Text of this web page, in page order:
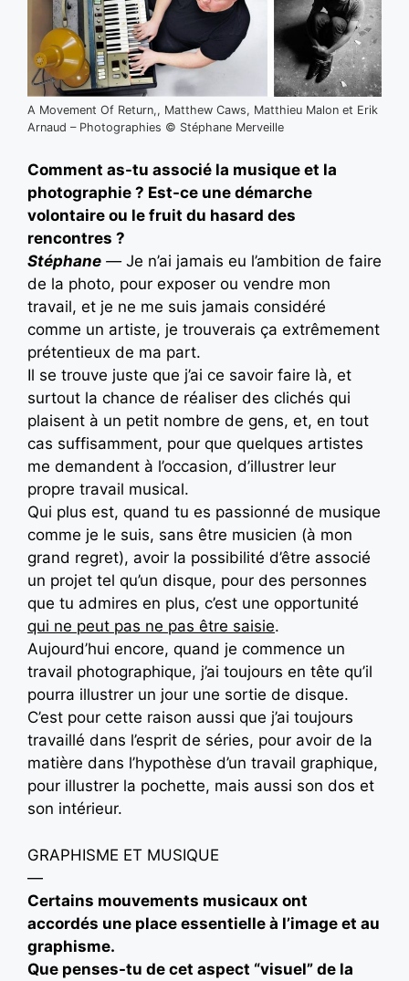
A Movement Of Return,, Matthew Caws, Matthieu Malon et Erik
Arnaud – Photographies © Stéphane Merveille
Comment as-tu associé la musique et la
photographie ? Est-ce une démarche
volontaire ou le fruit du hasard des
rencontres ?
Stéphane —Je n’ai jamais eu l’ambition de faire
de la photo, pour exposer ou vendre mon
travail, et je ne me suis jamais considéré
comme un artiste, je trouverais ça extrêmement
prétentieux de ma part.
Il se trouve juste que j’ai ce savoir faire là, et
surtout la chance de réaliser des clichés qui
plaisent à un petit nombre de gens, et, en tout
cas suffisamment, pour que quelques artistes
me demandent à l’occasion, d’illustrer leur
propre travail musical.
Qui plus est, quand tu es passionné de musique
comme je le suis, sans être musicien (à mon
grand regret), avoir la possibilité d’être associé
un projet tel qu’un disque, pour des personnes
que tu admires en plus, c’est une opportunité
qui ne peut pas ne pas être saisie.
Aujourd’hui encore, quand je commence un
travail photographique, j’ai toujours en tête qu’il
pourra illustrer un jour une sortie de disque.
C’est pour cette raison aussi que j’ai toujours
travaillé dans l’esprit de séries, pour avoir de la
matière dans l’hypothèse d’un travail graphique,
pour illustrer la pochette, mais aussi son dos et
son intérieur.
GRAPHISME ET MUSIQUE
—
Certains mouvements musicaux ont
accordés une place essentielle à l’image et au
graphisme.
Que penses-tu de cet aspect “visuel” de la